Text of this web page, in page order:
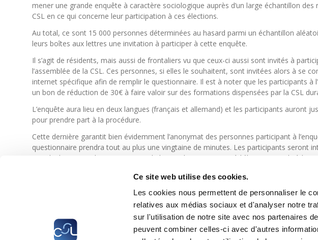
Ce site web utilise des cookies.
Les cookies nous permettent de personnaliser le
relatives aux médias sociaux et d'analyser notre
sur l'utilisation de notre site avec nos partenaires
peuvent combiner celles-ci avec d'autres
mener une grande enquête à caractère sociologique auprès d’un large échantillon des
CSL en ce qui concerne leur participation à ces élections.
Au total, ce sont 15 000 personnes déterminées au hasard parmi un échantillon
leurs boîtes aux lettres une invitation à participer à cette enquête.
Il s’agit de résidents, mais aussi de frontaliers vu que ceux-ci aussi sont invités à
l’assemblée de la CSL. Ces personnes, si elles le souhaitent, sont invitées alors à se
internet spécifique afin de remplir le questionnaire. Il est à noter que les participants à
un bon de réduction de 30€ à faire valoir sur des formations dispensées par la CSL
L’enquête aura lieu en deux langues (français et allemand) et les participants auront
pour prendre part à la procédure.
Cette dernière garantit bien évidemment l’anonymat des personnes participant à
questionnaire prendra tout au plus une vingtaine de minutes. Les participants seront
grands domaines : la connaissance de la CSL, la participation à l’élection sociale à la